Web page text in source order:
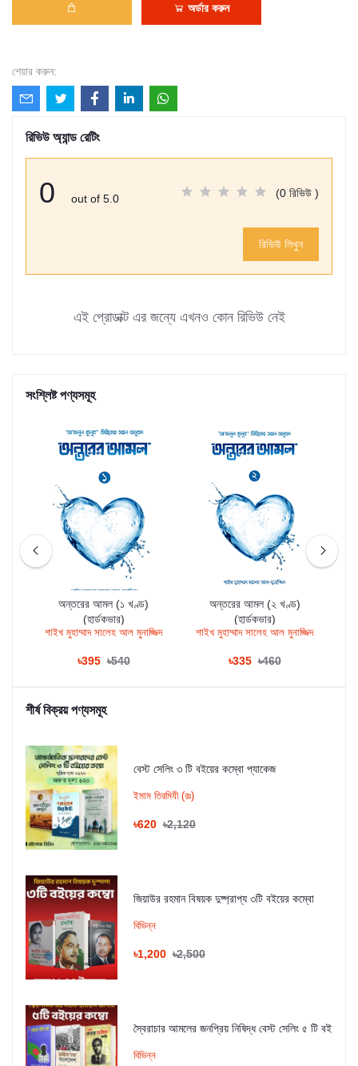
অর্ডার করুন
শেয়ার করুন:
রিভিউ অ্যান্ড রেটিং
0 out of 5.0 (0 রিভিউ )
রিভিউ লিখুন
এই প্রোডাক্ট এর জন্যে এখনও কোন রিভিউ নেই
সংশ্লিষ্ট পণ্যসমূহ
অন্তরের আমল (১ খণ্ড)
(হার্ডকভার)
শাইখ মুহাম্মাদ সালেহ আল মুনাজ্জিদ
৳395 ৳540
অন্তরের আমল (২ খণ্ড)
(হার্ডকভার)
শাইখ মুহাম্মাদ সালেহ আল মুনাজ্জিদ
৳335 ৳460
শীর্ষ বিক্রয় পণ্যসমূহ
বেস্ট সেলিং ৩ টি বইয়ের কম্বো প্যাকেজ
ইমাম তিরমিযী (রঃ)
৳620 ৳2,120
জিয়াউর রহমান বিষয়ক দুষ্প্রাপ্য ৩টি বইয়ের কম্বো
বিভিন্ন
৳1,200 ৳2,500
স্বৈরাচার আমলের জনপ্রিয় নিষিদ্ধ বেস্ট সেলিং ৫ টি বই
বিভিন্ন